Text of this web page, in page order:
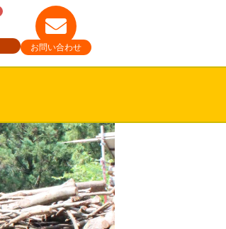
お問い合わせ